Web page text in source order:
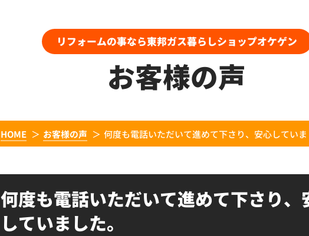
リフォームの事なら東邦ガス暮らしショップオケゲン
お客様の声
HOME お客様の声 何度も電話いただいて進めて下さり、安心してい
何度も電話いただいて進めて下さり、
していました。